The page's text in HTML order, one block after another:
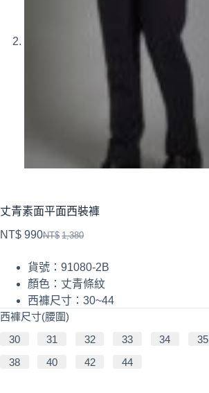
丈青素面平面西裝褲
NT$ 1,380
NT$ 990
貨號：91080-2B
顏色：丈青條紋
西褲尺寸：30~44
西褲尺寸(腰圍)
30
31 32 33 34 35
38
40 42 44